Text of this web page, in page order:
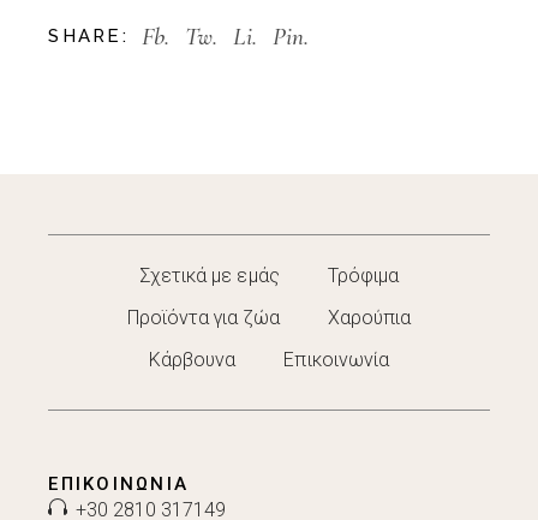
SHARE: Fb. Tw. Li. Pin.
Σχετικά με εμάς
Τρόφιμα
Προϊόντα για ζώα
Χαρούπια
Κάρβουνα
Επικοινωνία
ΕΠΙΚΟΙΝΩΝΊΑ
+30 2810 317149